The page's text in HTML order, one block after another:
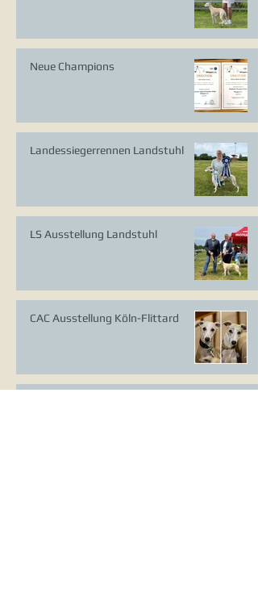
Neue Champions
Landessiegerrennen Landstuhl
LS Ausstellung Landstuhl
CAC Ausstellung Köln-Flittard